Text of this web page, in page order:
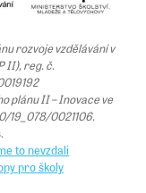
rozvoje vzdělávání v
II), reg. č.
plánu II – Inovace ve
19_078/0021106.
to nevzdali
pro školy